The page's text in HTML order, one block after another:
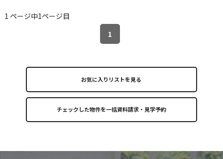
1 ページ中1ページ目
1
お気に入りリストを見る